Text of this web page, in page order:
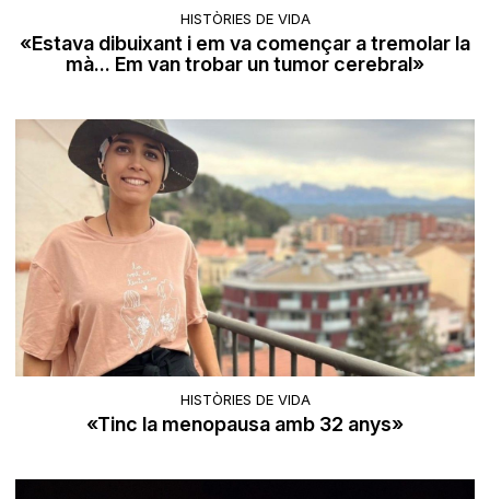
HISTÒRIES DE VIDA
«Estava dibuixant i em va començar a tremolar la
mà... Em van trobar un tumor cerebral»
HISTÒRIES DE VIDA
«Tinc la menopausa amb 32 anys»